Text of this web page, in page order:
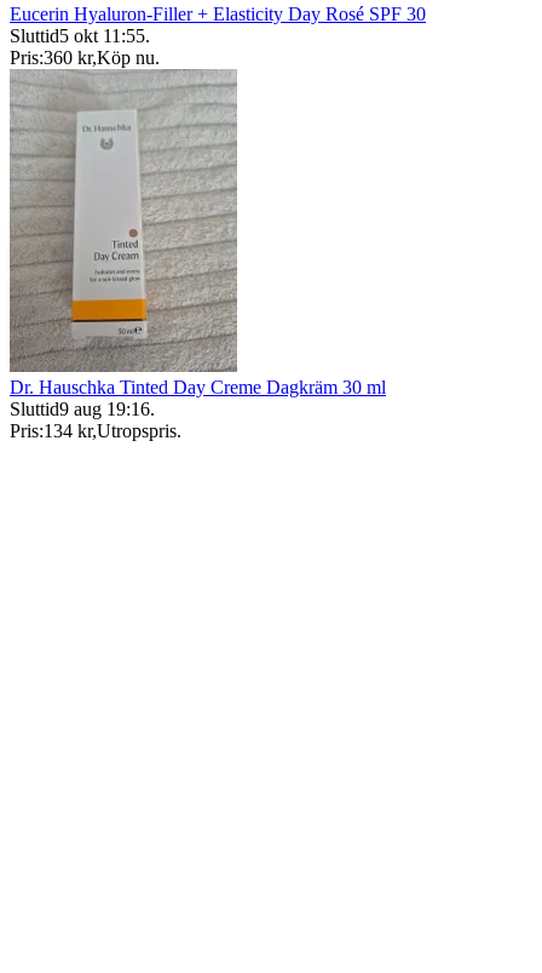
Eucerin Hyaluron-Filler + Elasticity Day Rosé SPF 30
Sluttid5 okt 11:55.
Pris:360 kr,Köp nu.
Dr. Hauschka Tinted Day Creme Dagkräm 30 ml
Sluttid9 aug 19:16.
Pris:134 kr,Utropspris.